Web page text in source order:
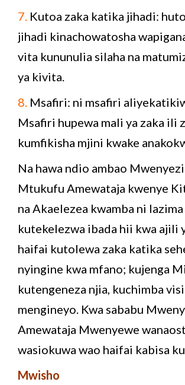
7. Kutoa zaka katika jihadi:
jihadi kinachowatosha
vita kununulia silaha na
ya kivita.
8. Msafiri: ni msafiri
Msafiri hupewa mali ya zaka ili
kumfikisha mjini kwake
Na hawa ndio ambao
Mtukufu Amewataja kwenye
na Akaelezea kwamba ni lazima
kutekelezwa ibada hii kwa ajili
haifai kutolewa zaka katika
nyingine kwa mfano; kujenga
kutengeneza njia, kuchimba
mengineyo. Kwa sababu
Amewataja Mwenyewe
wasiokuwa wao haifai kabisa
Mwisho